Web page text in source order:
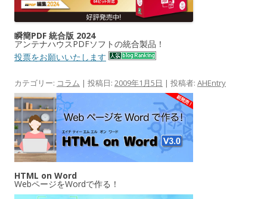
瞬簡PDF 統合版 2024
アンテナハウスPDFソフトの統合製品！
投票をお願いいたします
カテゴリー: コラム | 投稿日: 2009年1月5日 | 投稿者: AHEntry
HTML on Word
WebページをWordで作る！